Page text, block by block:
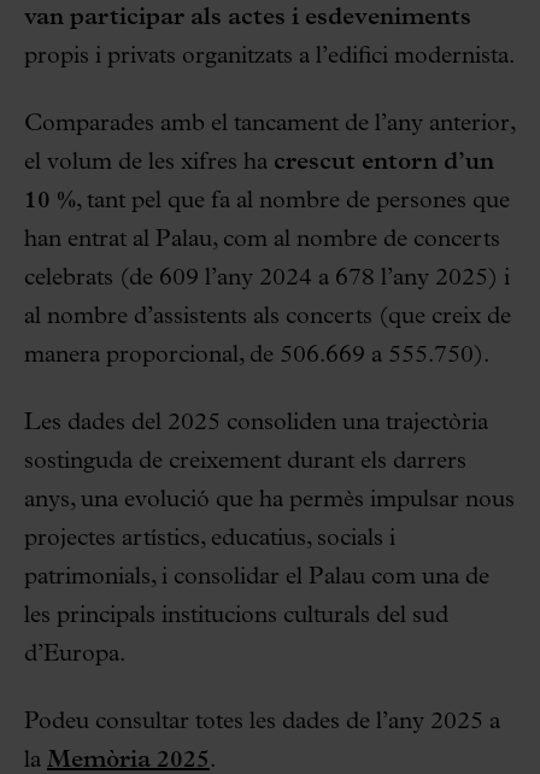
van participar als actes i esdeveniments
propis i privats organitzats a l’edifici modernista.
Comparades amb el tancament de l’any anterior,
el volum de les xifres ha crescut entorn d’un
10 %, tant pel que fa al nombre de persones que
han entrat al Palau, com al nombre de concerts
celebrats (de 609 l’any 2024 a 678 l’any 2025) i
al nombre d’assistents als concerts (que creix de
manera proporcional, de 506.669 a 555.750).
Les dades del 2025 consoliden una trajectòria
sostinguda de creixement durant els darrers
anys, una evolució que ha permès impulsar nous
projectes artístics, educatius, socials i
patrimonials, i consolidar el Palau com una de
les principals institucions culturals del sud
d’Europa.
Podeu consultar totes les dades de l’any 2025 a
la Memòria 2025 .